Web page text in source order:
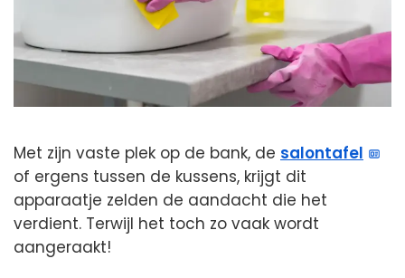
Met zijn vaste plek op de bank, de salontafel
of ergens tussen de kussens, krijgt dit
apparaatje zelden de aandacht die het
verdient. Terwijl het toch zo vaak wordt
aangeraakt!